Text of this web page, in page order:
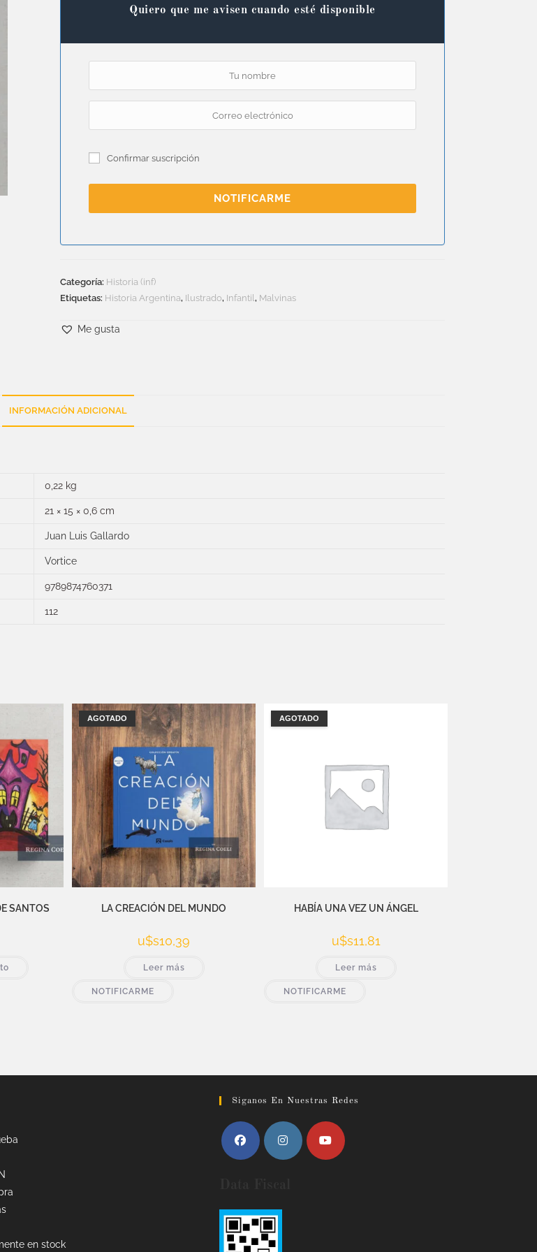
Quiero que me avisen cuando esté disponible
Confirmar suscripción
NOTIFICARME
Categoría: Historia (inf)
Etiquetas: Historia Argentina, Ilustrado, Infantil, Malvinas
Me gusta
INFORMACIÓN ADICIONAL
0,22 kg
21 × 15 × 0,6 cm
Juan Luis Gallardo
Vortice
9789874760371
112
SANTOS
AGOTADO
LA CREACIÓN DEL MUNDO
u$s10,39
Leer más
NOTIFICARME
AGOTADO
HABÍA UNA VEZ UN ÁNGEL
u$s11,81
Leer más
NOTIFICARME
en stock
Siganos En Nuestras Redes